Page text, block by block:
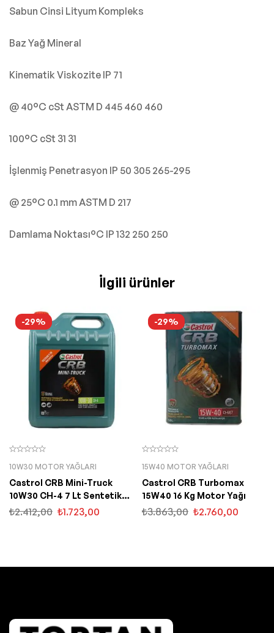
Sabun Cinsi Lityum Kompleks
Baz Yağ Mineral
Kinematik Viskozite IP 71
@ 40°C cSt ASTM D 445 460 460
100°C cSt 31 31
İşlenmiş Penetrasyon IP 50 305 265-295
@ 25°C 0.1 mm ASTM D 217
Damlama Noktası°C IP 132 250 250
İlgili ürünler
-29%
10W30 MOTOR YAĞLARI
Castrol CRB Mini-Truck
10W30 CH-4 7 Lt Sentetik
Motor Yağı
₺2.412,00 ₺1.723,00
-29%
15W40 MOTOR YAĞLARI
Castrol CRB Turbomax
15W40 16 Kg Motor Yağı
₺3.863,00 ₺2.760,00